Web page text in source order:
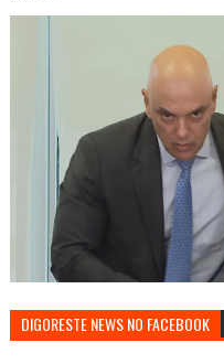
DIGORESTE NEWS NO FACEBOOK